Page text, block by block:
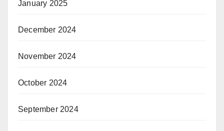
January 2025
December 2024
November 2024
October 2024
September 2024